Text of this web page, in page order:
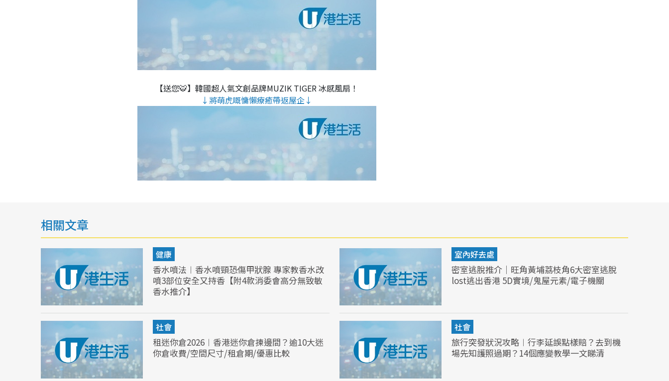
【送您🐯】韓國超人氣文創品牌MUZIK TIGER 冰感風扇！
↓將萌虎嘅慵懶療癒帶返屋企↓
相關文章
健康
香水噴法︱香水噴頸恐傷甲狀腺 專家教香水改
噴3部位安全又持香【附4款消委會高分無致敏
香水推介】
室內好去處
密室逃脫推介｜旺角黃埔荔枝角6大密室逃脫
lost逃出香港 5D實境/鬼屋元素/電子機關
社會
租迷你倉2026︱香港迷你倉揀邊間？逾10大迷
你倉收費/空間尺寸/租倉期/優惠比較
社會
旅行突發狀況攻略︱行李延誤點樣賠？去到機
場先知護照過期？14個應變教學一文睇清